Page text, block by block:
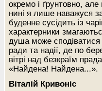
окремо і ґрунтовно,
нині я лише наважуся
буденне сусідить із
характерники
душа може
ради та надії, де по
вітрі над безкраїм
«Найдена! Найдена...».
Віталій Кривоніс